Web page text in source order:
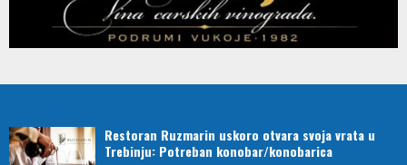
Restoran Ruzmarin uskoro otvara svoja vrata u
Trebinju: Potreban konobar/konobarica